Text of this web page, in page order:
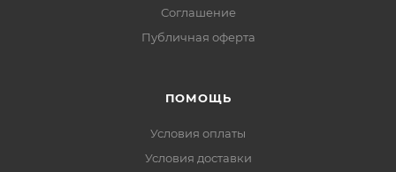
Соглашение
Публичная оферта
ПОМОЩЬ
Условия оплаты
Условия доставки